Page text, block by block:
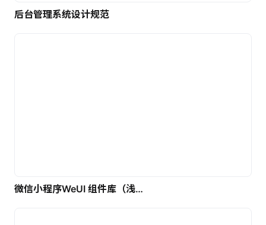
后台管理系统设计规范
微信小程序WeUI 组件库（浅色）| 免费UI设计素材